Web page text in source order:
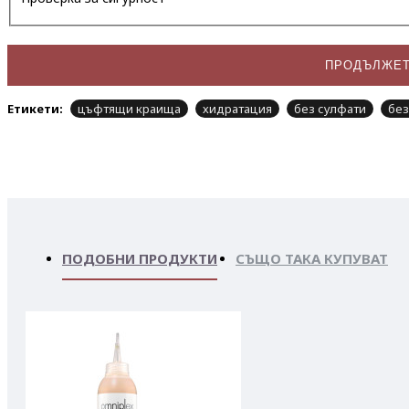
Етикети: цъфтящи краища хидратация без сулфати
ПОДОБНИ ПРОДУКТИ СЪЩО ТАКА КУПУВАТ